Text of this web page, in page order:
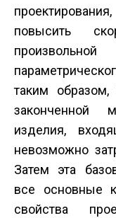
повысить
таким
законченной
изделия,
невозможно
Затем эта
все основные
свойства